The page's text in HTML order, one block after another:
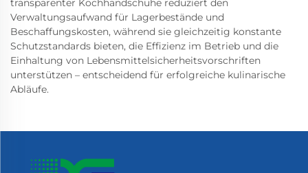
transparenter Kochhandschuhe reduziert den
Verwaltungsaufwand für Lagerbestände und
Beschaffungskosten, während sie gleichzeitig konstante
Schutzstandards bieten, die Effizienz im Betrieb und die
Einhaltung von Lebensmittelsicherheitsvorschriften
unterstützen – entscheidend für erfolgreiche kulinarische
Abläufe.